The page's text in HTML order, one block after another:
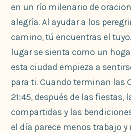
en un río milenario de
alegría. Al ayudar a los
camino, tú encuentras el
lugar se sienta como un
esta ciudad empieza a
para ti. Cuando terminan las
21:45, después de las fiestas,
compartidas y las
el día parece menos trabajo y